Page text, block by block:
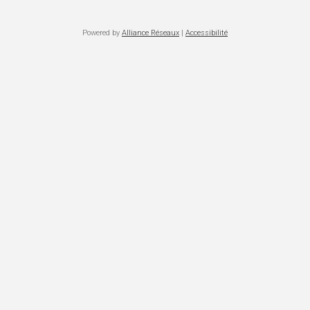
Powered by Alliance Réseaux | Accessibilité